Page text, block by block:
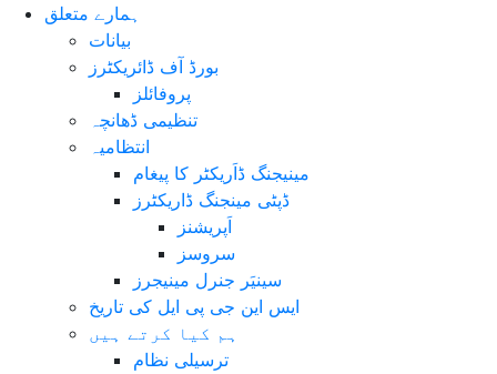
ہمارے متعلق
بیانات
پروفائلز
تنظیمی ڈھانچہ
مینیجنگ ڈاَریکٹر کا پیغام
ڈپٹی مینجنگ ڈاریکٹرز
اَپریشنز
سروسز
سینیَر جنرل مینیجرز
ایس این جی پی ایل کی تاریخ
ترسیلی نظام